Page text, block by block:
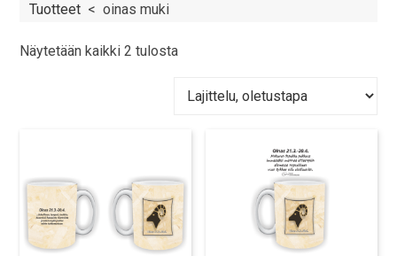
Tuotteet <oinas muki
Näytetään kaikki 2 tulosta